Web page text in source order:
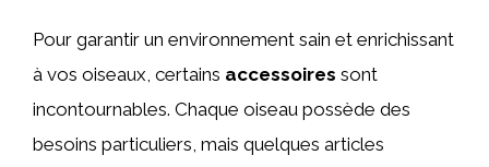
Pour garantir un environnement sain et enrichissant
à vos oiseaux, certains accessoires sont
incontournables. Chaque oiseau possède des
besoins particuliers, mais quelques articles